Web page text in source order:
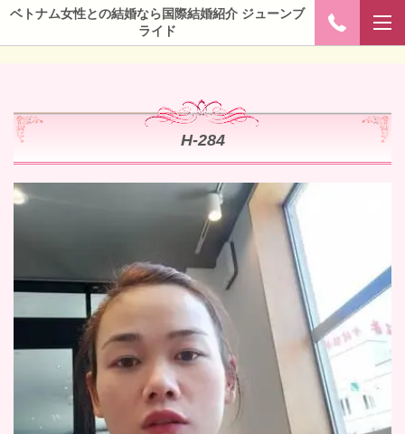
ベトナム女性との結婚なら国際結婚紹介 ジューンブ
ライド
H-284